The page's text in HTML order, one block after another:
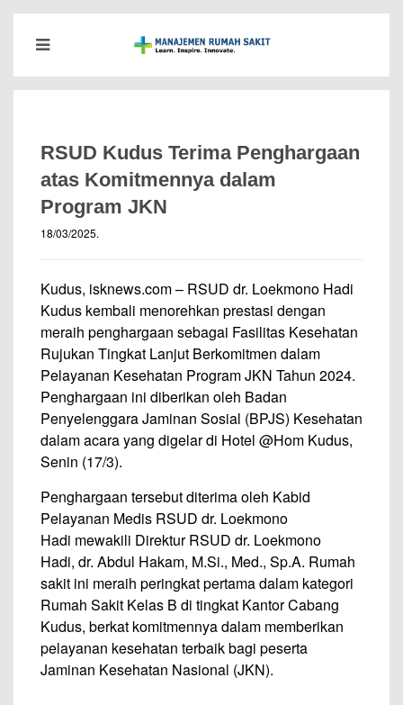
RSUD Kudus Terima Penghargaan
atas Komitmennya dalam
Program JKN
18/03/2025.
Kudus, isknews.com – RSUD dr. Loekmono Hadi
Kudus kembali menorehkan prestasi dengan
meraih penghargaan sebagai Fasilitas Kesehatan
Rujukan Tingkat Lanjut Berkomitmen dalam
Pelayanan Kesehatan Program JKN Tahun 2024.
Penghargaan ini diberikan oleh Badan
Penyelenggara Jaminan Sosial (BPJS) Kesehatan
dalam acara yang digelar di Hotel @Hom Kudus,
Senin (17/3).
Penghargaan tersebut diterima oleh Kabid
Pelayanan Medis RSUD dr. Loekmono
Hadi mewakili Direktur RSUD dr. Loekmono
Hadi, dr. Abdul Hakam, M.Si., Med., Sp.A. Rumah
sakit ini meraih peringkat pertama dalam kategori
Rumah Sakit Kelas B di tingkat Kantor Cabang
Kudus, berkat komitmennya dalam memberikan
pelayanan kesehatan terbaik bagi peserta
Jaminan Kesehatan Nasional (JKN).